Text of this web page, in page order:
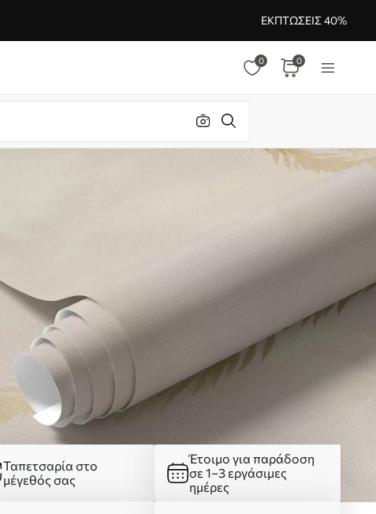
ΕΚΠΤΏΣΕΙΣ 40%
0 0
Ταπετσαρία στο
μέγεθός σας
Έτοιμο για παράδοση
σε 1–3 εργάσιμες
ημέρες